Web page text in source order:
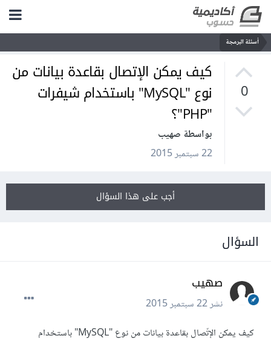
أسئلة البرمجة
0
كيف يمكن الإتصال بقاعدة بيانات من
نوع "MySQL" باستخدام شيفرات
"PHP"؟
بواسطة صهيب
22 سبتمبر 2015
أجب على هذا السؤال
السؤال
صهيب
نشر22 سبتمبر 2015
كيف يمكن الإتّصال بقاعدة بيانات من نوع "MySQL" باستخدام